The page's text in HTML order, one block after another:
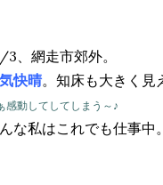
3、網走市郊外。
快晴。知床も大きく
感動してしてしまう～♪
な私はこれでも仕事